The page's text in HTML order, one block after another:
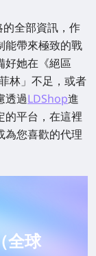
的全部資訊，作
能帶來極致的戰
好她在《絕區
林」不足，或者
透過LDShop進
的平台，在這裡
為您喜歡的代理
全球